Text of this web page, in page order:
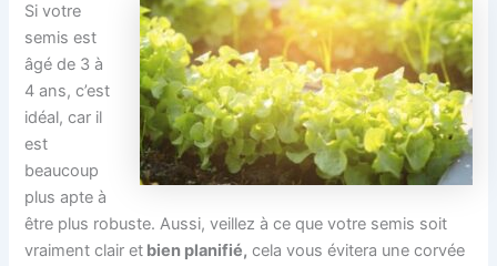
Si votre
semis est
âgé de 3 à
4 ans, c’est
idéal, car il
est
beaucoup
plus apte à
être plus robuste. Aussi, veillez à ce que votre semis soit
vraiment clair et bien planifié, cela vous évitera une corvée